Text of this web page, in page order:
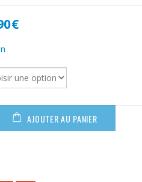
€Plage
à
12,90€
AJOUTER AU PANIER